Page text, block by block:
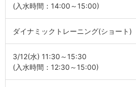
(入水時間：14:00～15:00)
ダイナミックトレーニング(ショート)
3/12(水) 11:30～15:30
(入水時間：12:30～15:00)